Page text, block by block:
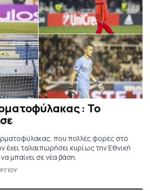
: Το
που πολλές φορές στο
ταλαιπωρήσει κυρίως την Εθνική
μπαίνει σε νέα βάση.